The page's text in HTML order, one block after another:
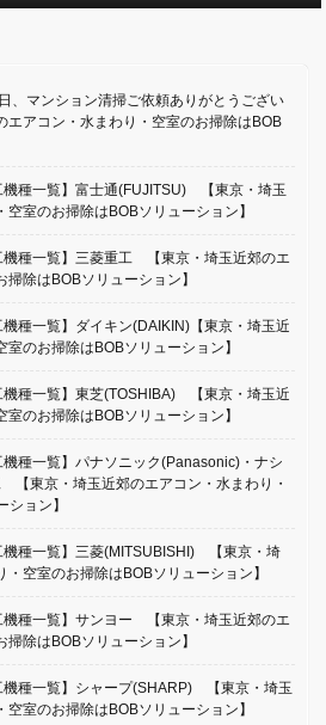
、マンション清掃ご依頼ありがとうござい
エアコン・水まわり・空室のお掃除はBOB
機種一覧】富士通(FUJITSU) 【東京・埼玉
室のお掃除はBOBソリューション】
機種一覧】三菱重工 【東京・埼玉近郊のエ
除はBOBソリューション】
機種一覧】ダイキン(DAIKIN)【東京・埼玉近
のお掃除はBOBソリューション】
機種一覧】東芝(TOSHIBA) 【東京・埼玉近
のお掃除はBOBソリューション】
機種一覧】パナソニック(Panasonic)・ナシ
【東京・埼玉近郊のエアコン・水まわり・
ション】
機種一覧】三菱(MITSUBISHI) 【東京・埼
空室のお掃除はBOBソリューション】
機種一覧】サンヨー 【東京・埼玉近郊のエ
除はBOBソリューション】
機種一覧】シャープ(SHARP) 【東京・埼玉
室のお掃除はBOBソリューション】